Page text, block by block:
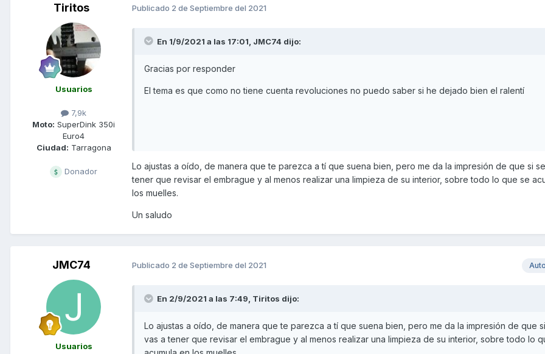
Tiritos
Usuarios
7,9k
Moto: SuperDink 350i
Euro4
Ciudad: Tarragona
Donador
Publicado 2 de Septiembre del 2021
En 1/9/2021 a las 17:01, JMC74 dijo:
Gracias por responder
El tema es que como no tiene cuenta revoluciones no puedo saber si he dejado bien el ralentí
Lo ajustas a oído, de manera que te parezca a tí que suena bien, pero me da la impresión de que si
tener que revisar el embrague y al menos realizar una limpieza de su interior, sobre todo lo que se
los muelles.
Un saludo
JMC74
Usuarios
Publicado 2 de Septiembre del 2021
En 2/9/2021 a las 7:49, Tiritos dijo:
Lo ajustas a oído, de manera que te parezca a tí que suena bien, pero me da la impresión de que
vas a tener que revisar el embrague y al menos realizar una limpieza de su interior, sobre todo lo